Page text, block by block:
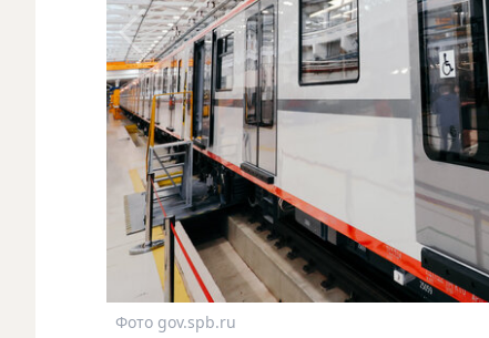
Фото gov.spb.ru